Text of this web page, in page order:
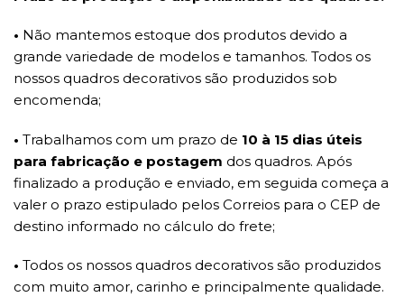
• Não mantemos estoque dos produtos devido a
grande variedade de modelos e tamanhos. Todos os
nossos quadros decorativos são produzidos sob
encomenda;
• Trabalhamos com um prazo de 10 à 15 dias úteis
para fabricação e postagem dos quadros. Após
finalizado a produção e enviado, em seguida começa a
valer o prazo estipulado pelos Correios para o CEP de
destino informado no cálculo do frete;
• Todos os nossos quadros decorativos são produzidos
com muito amor, carinho e principalmente qualidade.